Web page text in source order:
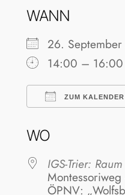
WANN
26.
14:00 – 16:00
ZUM
WO
IGS-Trier:
ÖPNV: